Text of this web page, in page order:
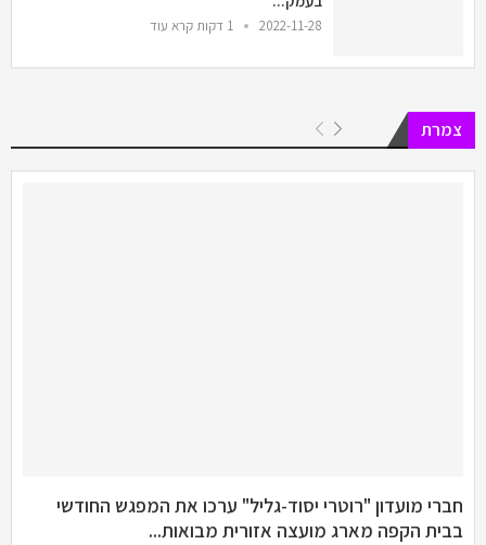
2022-11-28 1 דקות קרא עוד
צמרת
חברי מועדון "רוטרי יסוד-גליל" ערכו את המפגש החודשי
בבית הקפה מארג מועצה אזורית מבואות...